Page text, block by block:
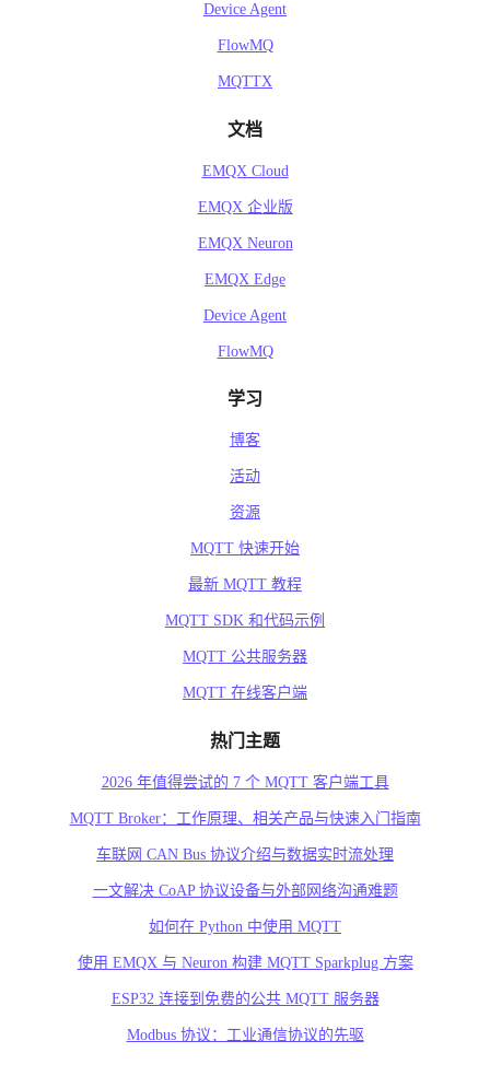
Device Agent
FlowMQ
MQTTX
文档
EMQX Cloud
EMQX 企业版
EMQX Neuron
EMQX Edge
Device Agent
FlowMQ
学习
博客
活动
资源
MQTT 快速开始
最新 MQTT 教程
MQTT SDK 和代码示例
MQTT 公共服务器
MQTT 在线客户端
热门主题
2026 年值得尝试的 7 个 MQTT 客户端工具
MQTT Broker：工作原理、相关产品与快速入门指南
车联网 CAN Bus 协议介绍与数据实时流处理
一文解决 CoAP 协议设备与外部网络沟通难题
如何在 Python 中使用 MQTT
使用 EMQX 与 Neuron 构建 MQTT Sparkplug 方案
ESP32 连接到免费的公共 MQTT 服务器
Modbus 协议：工业通信协议的先驱